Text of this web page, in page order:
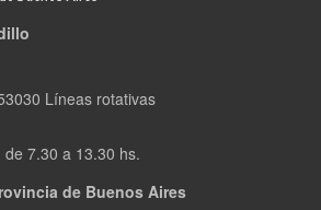
Líneas rotativas
7.30 a 13.30 hs.
de Buenos Aires